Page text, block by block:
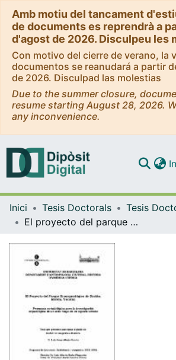
Amb motiu del tancament
de documents es reprendrà a
d'agost de 2026. Disculpeu les
Con motivo del cierre de verano, la
documentos se reanudará a partir
de 2026. Disculpad las molestias
Due to the summer closure,
resume starting August 28, 2026.
any inconvenience.
Navega
Inici Tesis Doctorals
El proyecto del parque ecoarqueològico de Xoclán, Mérida, Yucatán. Propuesta metodológica para la investigación arqueológica de un sitio maya en un espacio urbano